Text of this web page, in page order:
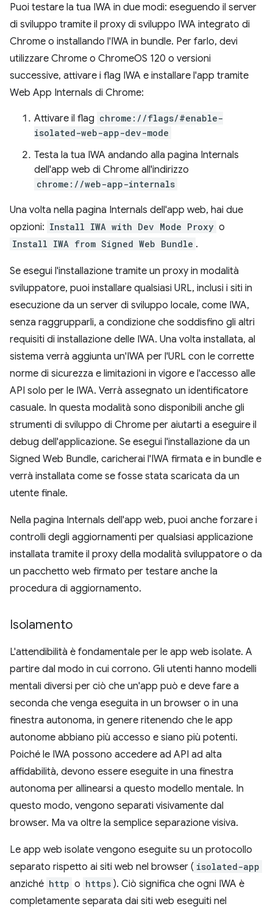
Puoi testare la tua IWA in due modi: eseguendo il server
di sviluppo tramite il proxy di sviluppo IWA integrato di
Chrome o installando l'IWA in bundle. Per farlo, devi
utilizzare Chrome o ChromeOS 120 o versioni
successive, attivare i flag IWA e installare l'app tramite
Web App Internals di Chrome:
Attivare il flag chrome://flags/#enable-
isolated-web-app-dev-mode
Testa la tua IWA andando alla pagina Internals
dell'app web di Chrome all'indirizzo
chrome://web-app-internals
Una volta nella pagina Internals dell'app web, hai due
opzioni: Install IWA with Dev Mode Proxy o
Install IWA from Signed Web Bundle .
Se esegui l'installazione tramite un proxy in modalità
sviluppatore, puoi installare qualsiasi URL, inclusi i siti in
esecuzione da un server di sviluppo locale, come IWA,
senza raggrupparli, a condizione che soddisfino gli altri
requisiti di installazione delle IWA. Una volta installata, al
sistema verrà aggiunta un'IWA per l'URL con le corrette
norme di sicurezza e limitazioni in vigore e l'accesso alle
API solo per le IWA. Verrà assegnato un identificatore
casuale. In questa modalità sono disponibili anche gli
strumenti di sviluppo di Chrome per aiutarti a eseguire il
debug dell'applicazione. Se esegui l'installazione da un
Signed Web Bundle, caricherai l'IWA firmata e in bundle e
verrà installata come se fosse stata scaricata da un
utente finale.
Nella pagina Internals dell'app web, puoi anche forzare i
controlli degli aggiornamenti per qualsiasi applicazione
installata tramite il proxy della modalità sviluppatore o da
un pacchetto web firmato per testare anche la
procedura di aggiornamento.
Isolamento
L'attendibilità è fondamentale per le app web isolate. A
partire dal modo in cui corrono. Gli utenti hanno modelli
mentali diversi per ciò che un'app può e deve fare a
seconda che venga eseguita in un browser o in una
finestra autonoma, in genere ritenendo che le app
autonome abbiano più accesso e siano più potenti.
Poiché le IWA possono accedere ad API ad alta
affidabilità, devono essere eseguite in una finestra
autonoma per allinearsi a questo modello mentale. In
questo modo, vengono separati visivamente dal
browser. Ma va oltre la semplice separazione visiva.
Le app web isolate vengono eseguite su un protocollo
separato rispetto ai siti web nel browser ( isolated-app
anziché http o https ). Ciò significa che ogni IWA è
completamente separata dai siti web eseguiti nel